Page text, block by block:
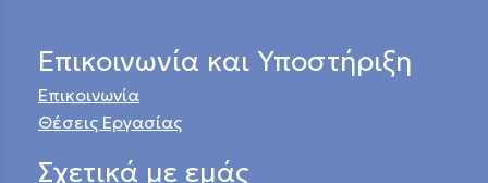
Επικοινωνία και Υποστήριξη
Επικοινωνία
Θέσεις Εργασίας
Σχετικά με εμάς